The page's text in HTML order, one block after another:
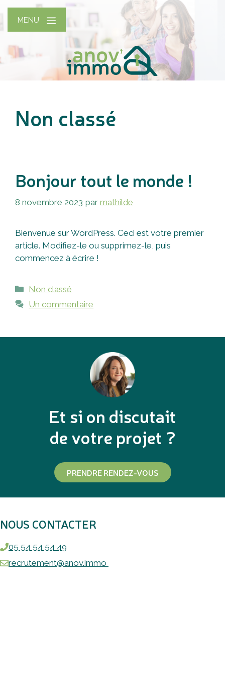
Aller
contenu
MENU
Non classé
Bonjour tout le monde !
8 novembre 2023 par mathilde
Bienvenue sur WordPress. Ceci est votre premier
article. Modifiez-le ou supprimez-le, puis
commencez à écrire !
Catégories
Non classé
Un commentaire
Et si on discutait
de votre projet ?
PRENDRE RENDEZ-VOUS
NOUS CONTACTER
05 54 54 54 49
recrutement@anov.immo